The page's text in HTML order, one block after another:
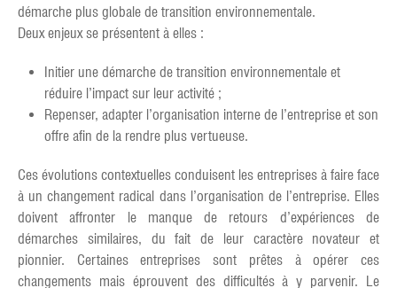
démarche plus globale de transition environnementale.
Deux enjeux se présentent à elles :
Initier une démarche de transition environnementale et
réduire l’impact sur leur activité ;
Repenser, adapter l’organisation interne de l’entreprise et son
offre afin de la rendre plus vertueuse.
Ces évolutions contextuelles conduisent les entreprises à faire face
à un changement radical dans l’organisation de l’entreprise. Elles
doivent affronter le manque de retours d’expériences de
démarches similaires, du fait de leur caractère novateur et
pionnier. Certaines entreprises sont prêtes à opérer ces
changements mais éprouvent des difficultés à y parvenir. Le